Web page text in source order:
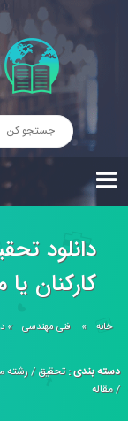
دانلود
کارکنان
خانه » فنی مهندسی »
دسته بندی :تحقیق/رشته
/مقاله